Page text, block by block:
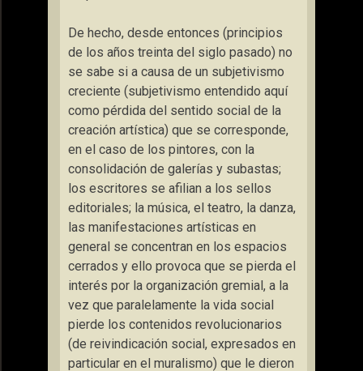
De hecho, desde entonces (principios
de los años treinta del siglo pasado) no
se sabe si a causa de un subjetivismo
creciente (subjetivismo entendido aquí
como pérdida del sentido social de la
creación artística) que se corresponde,
en el caso de los pintores, con la
consolidación de galerías y subastas;
los escritores se afilian a los sellos
editoriales; la música, el teatro, la danza,
las manifestaciones artísticas en
general se concentran en los espacios
cerrados y ello provoca que se pierda el
interés por la organización gremial, a la
vez que paralelamente la vida social
pierde los contenidos revolucionarios
(de reivindicación social, expresados en
particular en el muralismo) que le dieron